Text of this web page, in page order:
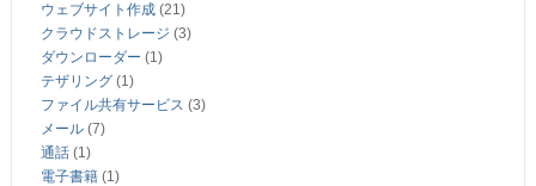
ウェブサイト作成(21)
クラウドストレージ (3)
ダウンローダー (1)
テザリング(1)
ファイル共有サービス (3)
メール(7)
通話(1)
電子書籍(1)